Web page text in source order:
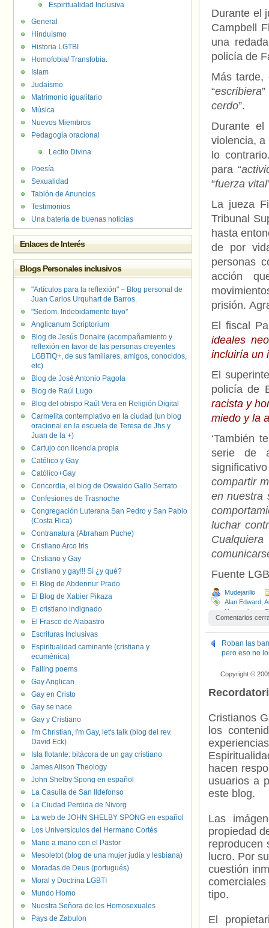
Durante el
Campbell
una
policía de
Más tarde,
“escribiera
cerdo”.
Durante el
violencia, a
lo
para “
“fuerza vital
La jueza
Tribunal
hasta
de por
personas
acción
prisión.
El fiscal
ideales
incluiría un
El
policía de
racista y
miedo y la
‘También
serie de
compartir
en nuestra
luchar
Fuente
Mudejarillo
Alan Edward
Neonazismo
Comentarios
Roban las
pero eso no
Copyright ©
Cristianos
los
hacen
usuarios a
este blog.
Las
propiedad
reproducen
lucro. Por
cuestión
tipo.
El
Espiritualidad Inclusiva
General
Hinduísmo
Historia LGTBI
Homofobia/ Transfobia.
Islam
Judaísmo
Matrimonio igualitario
Música
Nuevos Miembros
Pedagogía oracional
Lectio Divina
Poesía
Sexualidad
Tablón de Anuncios
Testimonios
Una batería de buenas noticias
Enlaces de Interés
Blogs Personales inclusivos
"Artículos para la reflexión" – Blog personal de
Juan Carlos Urquhart de Barros.
"Sedom. Indebidamente tuyo"
Anglicanum Scriptorium
Blog de Jesús Donaire (acompañamiento y
reflexión en favor de las personas creyentes
LGBTIQ+, de sus familiares, amigos, conocidos,
etc)
Blog de José Antonio Pagola
Blog de Raúl Lugo
Blog del obispo Raúl Vera en Religión Digital
Carmelita contemplativo en la ciudad (un blog
oracional en la escuela de Teresa de Jhs y
Juan de la +)
Cartujo con licencia propia
Católico y Gay
Católico+Gay
Concordia, el blog de Oswaldo Gallo Serrato
Confesiones de Trasnoche
Congregación Luterana San Pedro y San Pablo
(Costa Rica)
Contranatura (Abraham Puche)
Cristiano Arco Iris
Cristiano y Gay
Cristiano y gay!!! Sí ¿y qué?
El Blog de Abdennur Prado
El Blog de Xabier Pikaza
El cristiano indignado
El Frasco de Alabastro
Escrituras Inclusivas
Espiritualidad caminante (cristiana y
ecuménica)
Falling poems
Gay Anglican
Gay en Cristo
Gay se nace.
Gay y Cristiano
I'm Christian, I'm Gay, let's talk (blog del rev.
David Eck)
Isla flotante: bitácora de un gay cristiano
James Alison Theology
John Shelby Spong en español
La Casulla de San Ildefonso
La Ciudad Perdida de Nivorg
La web de JOHN SHELBY SPONG en español
Los Universículos del Hermano Cortés
Mano a mano con el Pastor
Mesoletot (blog de una mujer judía y lesbiana)
Moradas de Deus (portugués)
Moral y Doctrina LGBTI
Mundo Homo
Nuestra Señora de los Homosexuales
Pays de Zabulon